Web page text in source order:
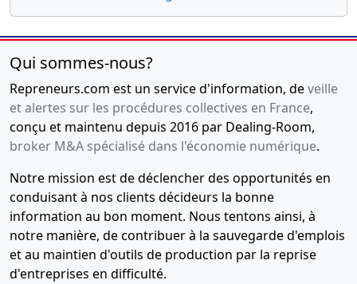
Qui sommes-nous?
Repreneurs.com est un service d'information, deveille
et alertes sur les procédures collectives en France,
conçu et maintenu depuis 2016 par Dealing-Room,
broker M&A spécialisé dans l'économie numérique.
Notre mission est de déclencher des opportunités en
conduisant à nos clients décideurs la bonne
information au bon moment. Nous tentons ainsi, à
notre manière, de contribuer à la sauvegarde d'emplois
et au maintien d'outils de production par la reprise
d'entreprises en difficulté.